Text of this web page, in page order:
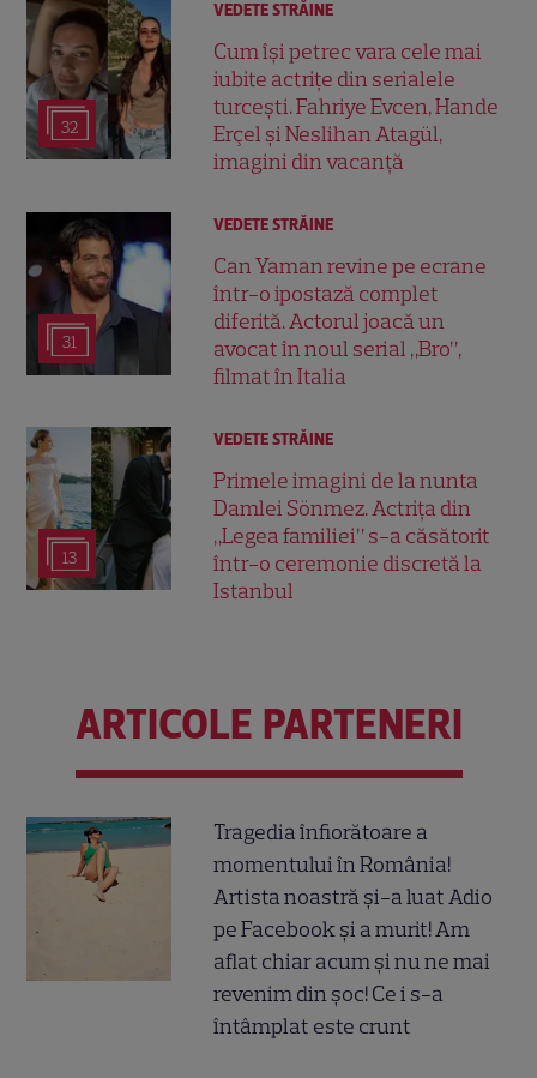
32
VEDETE STRĂINE
Cum își petrec vara cele mai
iubite actrițe din serialele
turcești. Fahriye Evcen, Hande
Erçel și Neslihan Atagül,
imagini din vacanță
31
VEDETE STRĂINE
Can Yaman revine pe ecrane
într-o ipostază complet
diferită. Actorul joacă un
avocat în noul serial „Bro”,
filmat în Italia
13
VEDETE STRĂINE
Primele imagini de la nunta
Damlei Sönmez. Actrița din
„Legea familiei” s-a căsătorit
într-o ceremonie discretă la
Istanbul
ARTICOLE PARTENERI
Tragedia înfiorătoare a
momentului în România!
Artista noastră și-a luat Adio
pe Facebook și a murit! Am
aflat chiar acum și nu ne mai
revenim din șoc! Ce i s-a
întâmplat este crunt